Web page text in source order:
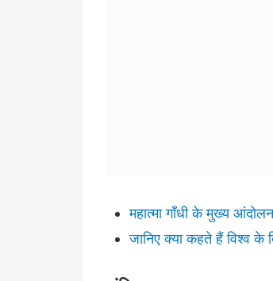
महात्मा गाँधी के मुख्य
जानिए क्या कहते हैं विश्व